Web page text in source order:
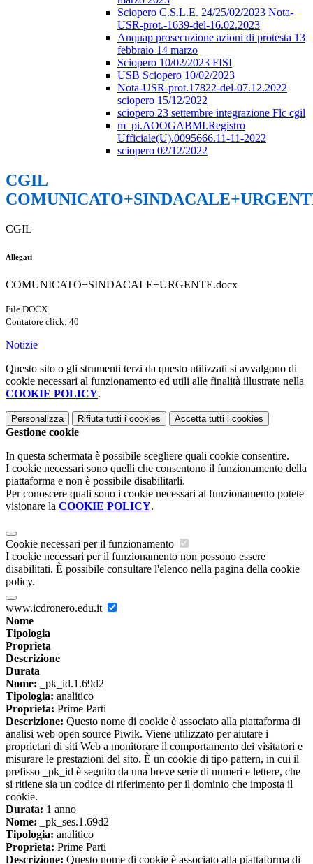
Sciopero C.S.L.E. 24/25/02/2023 Nota-
USR-prot.-1639-del-16.02.2023
Anquap prosecuzione azioni di protesta 13
febbraio 14 marzo
Sciopero 10/02/2023 FISI
USB Sciopero 10/02/2023
Nota-USR-prot.17822-del-07.12.2022
sciopero 15/12/2022
sciopero 23 settembre integrazione Flc cgil
m_pi.AOOGABMI.Registro
Ufficiale(U).0095666.11-11-2022
sciopero 02/12/2022
CGIL
CGIL
Allegati
COMUNICATO+SINDACALE+URGENTE.docx
File DOCX
Contatore click: 40
Notizie
Questo sito o gli strumenti terzi da questo utilizzati si avvalgono di
cookie necessari al funzionamento ed utili alle finalità illustrate nella
COOKIE POLICY.
Personalizza Rifiuta tutti i cookies Accetta tutti i cookies
Gestione cookie
In questa schermata è possibile scegliere quali cookie consentire.
I cookie necessari sono quelli che consentono il funzionamento della
piattaforma e non è possibile disabilitarli.
Per conoscere quali sono i cookie necessari al funzionamento potete
visionare la COOKIE POLICY.
Cookie necessari per il funzionamento
I cookie necessari per il funzionamento non possono essere
disabilitati. È possibile consultare l'elenco nella pagina della cookie
policy.
www.icdronero.edu.it
Nome
Tipologia
Proprieta
Descrizione
Durata
Nome: _pk_id.1.69d2
Tipologia: analitico
Proprieta: Prime Parti
Descrizione: Questo nome di cookie è associato alla piattaforma di
analisi web open source Piwik. Viene utilizzato per aiutare i
proprietari di siti Web a monitorare il comportamento dei visitatori e
misurare le prestazioni del sito. È un cookie di tipo pattern, in cui il
prefisso _pk_id è seguito da una breve serie di numeri e lettere, che
si ritiene sia un codice di riferimento per il dominio che imposta il
cookie.
Durata: 1 anno
Nome: _pk_ses.1.69d2
Tipologia: analitico
Proprieta: Prime Parti
Descrizione: Questo nome di cookie è associato alla piattaforma di